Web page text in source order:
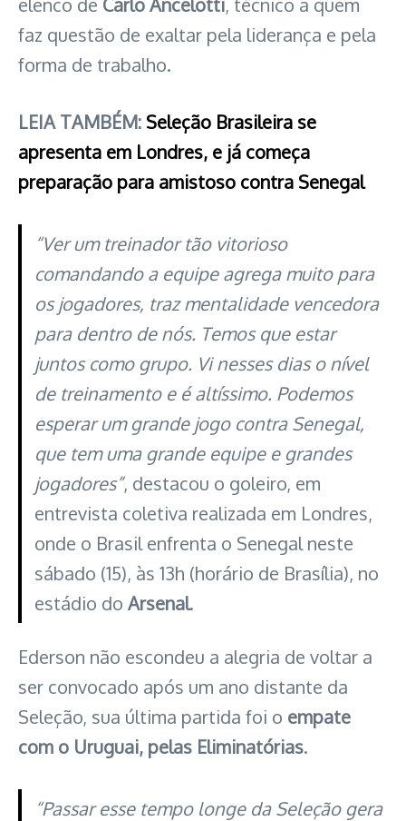
faz questão de exaltar pela liderança e pela
forma de trabalho.
LEIA TAMBÉM: Seleção Brasileira se
apresenta em Londres, e já começa
preparação para amistoso contra Senegal
“Ver um treinador tão vitorioso
comandando a equipe agrega muito para
os jogadores, traz mentalidade vencedora
para dentro de nós. Temos que estar
juntos como grupo. Vi nesses dias o nível
de treinamento e é altíssimo. Podemos
esperar um grande jogo contra Senegal,
que tem uma grande equipe e grandes
jogadores”, destacou o goleiro, em
entrevista coletiva realizada em Londres,
onde o Brasil enfrenta o Senegal neste
sábado (15), às 13h (horário de Brasília), no
estádio do Arsenal.
Ederson não escondeu a alegria de voltar a
ser convocado após um ano distante da
Seleção, sua última partida foi o empate
com o Uruguai, pelas Eliminatórias.
“Passar esse tempo longe da Seleção gera